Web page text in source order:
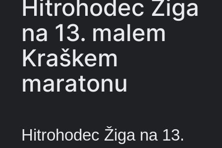
Hitrohodec Žiga
na 13. malem
Kraškem
maratonu
Hitrohodec Žiga na 13.